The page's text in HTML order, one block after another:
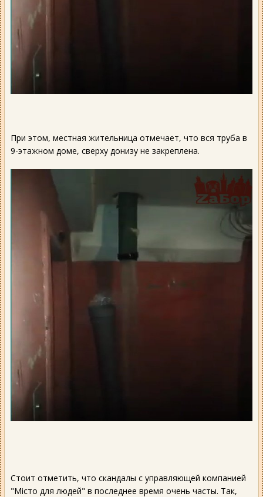
При этом, местная жительница отмечает, что вся труба в
9-этажном доме, сверху донизу не закреплена.
Стоит отметить, что скандалы с управляющей компанией
"Місто для людей" в последнее время очень часты. Так,